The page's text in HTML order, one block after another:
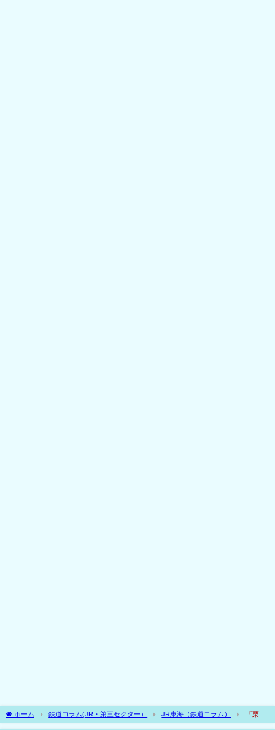
ホーム 鉄道コラム(JR・第三セクター） JR東海（鉄道コラム）
『栗き
んとんぴよりん』??4日間限定！今年5月に閉店した駅そばの名店の空き店舗を活用⁉